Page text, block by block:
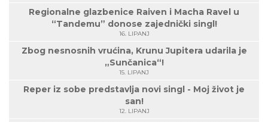
Regionalne glazbenice Raiven i Macha Ravel u
“Tandemu” donose zajednički singl!
16. LIPANJ
Zbog nesnosnih vrućina, Krunu Jupitera udarila je
„Sunčanica“!
15. LIPANJ
Reper iz sobe predstavlja novi singl - Moj život je
san!
12. LIPANJ